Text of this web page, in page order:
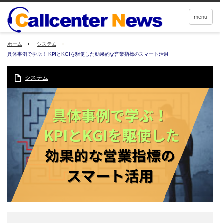
menu
ホーム
システム
具体事例で学ぶ！ KPIとKGIを駆使した効果的な営業指標のスマート活用
システム